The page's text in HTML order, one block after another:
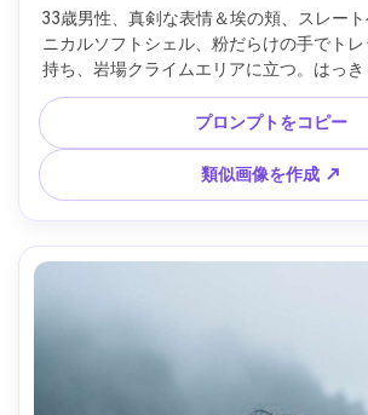
33歳男性、真剣な表情＆埃の頬、スレー
ニカルソフトシェル、粉だらけの手でト
持ち、岩場クライムエリアに立つ。はっき
ーのサイド光、Nikon Z9、70mm f/2.8、し
ワイルドでタフな雰囲気、リアルな肌質、
鮮明、高解像度 --ar 4:5
プロンプトをコピー
類似画像を作成 ↗